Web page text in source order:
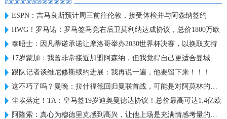
ESPN：吉马良斯预计周三前往伦敦，接受体检并与阿森纳签约
HWG！罗马诺：罗马签马竞右后卫莫利纳达成协议，总价1800万欧
泰晤士：因凡蒂诺承诺让摩洛哥举办2030世界杯决赛，以换取支持
17岁蒙加：我曾非常接近加盟阿森纳，但我觉得自己更适合曼城
跟队记者谈维尼修斯续约进展：我再说一遍，他要留下来！！！
这不巧了吗？曼晚：拉什福德回归曼联首战，可能是对阿莫林的米兰
尘埃落定！TA：皇马签19岁迪奥曼德达协议！总价最高可达1.4亿欧
阿隆索：真心为穆德里克感到高兴，让他上场是充满情感考量的决定